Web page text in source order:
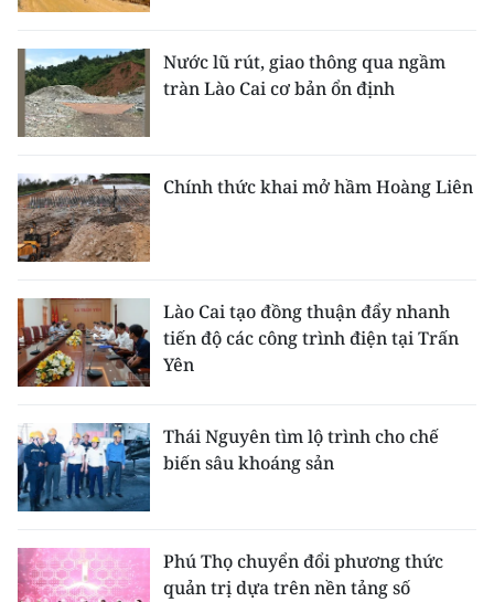
Nước lũ rút, giao thông qua ngầm
tràn Lào Cai cơ bản ổn định
Chính thức khai mở hầm Hoàng Liên
Lào Cai tạo đồng thuận đẩy nhanh
tiến độ các công trình điện tại Trấn
Yên
Thái Nguyên tìm lộ trình cho chế
biến sâu khoáng sản
Phú Thọ chuyển đổi phương thức
quản trị dựa trên nền tảng số